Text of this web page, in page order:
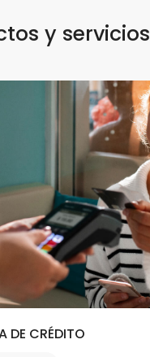
y servicios
DE CRÉDITO